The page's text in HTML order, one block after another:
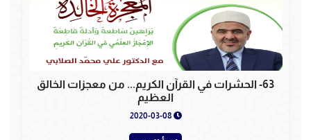
63- الحشرات في القرآن الكريم... من معجزات الخالق
العظيم